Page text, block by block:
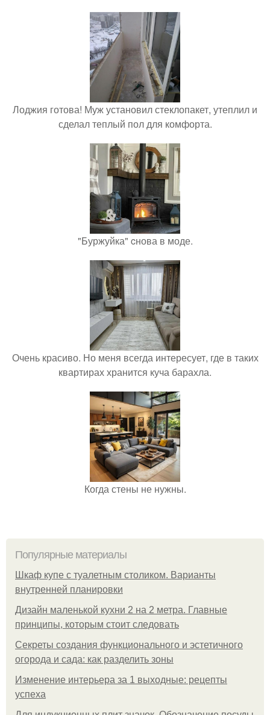
Лоджия готова! Муж установил стеклопакет, утеплил и
сделал теплый пол для комфорта.
"Буржуйка" cнова в моде.
Очень красиво. Но меня всегда интересует, где в таких
квартирах хранится куча барахла.
Когда стены не нужны.
Популярные материалы
Шкаф купе с туалетным столиком. Варианты
внутренней планировки
Дизайн маленькой кухни 2 на 2 метра. Главные
принципы, которым стоит следовать
Секреты создания функционального и эстетичного
огорода и сада: как разделить зоны
Изменение интерьера за 1 выходные: рецепты
успеха